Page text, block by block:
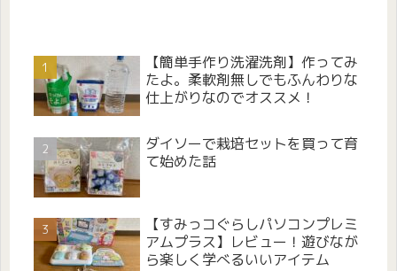
【簡単手作り洗濯洗剤】作ってみ
たよ。柔軟剤無しでもふんわりな
仕上がりなのでオススメ！
ダイソーで栽培セットを買って育
て始めた話
【すみっコぐらしパソコンプレミ
アムプラス】レビュー！遊びなが
ら楽しく学べるいいアイテム